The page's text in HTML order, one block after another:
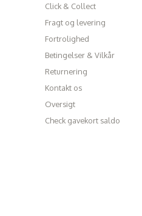
Click & Collect
Fragt og levering
Fortrolighed
Betingelser & Vilkår
Returnering
Kontakt os
Oversigt
Check gavekort saldo